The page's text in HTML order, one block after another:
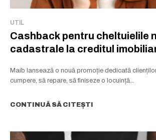
UTIL
Cashback pentru cheltuielile
cadastrale la creditul
Maib lansează o nouă promoție dedicată
cumpere, să repare, să finiseze o locuință...
CONTINUĂ SĂ CITEȘTI